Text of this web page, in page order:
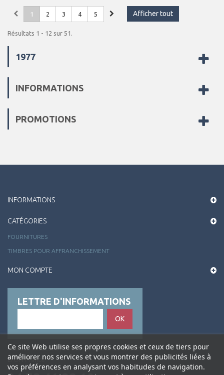
Afficher tout
1 2 3 4 5
Résultats 1 - 12 sur 51.
1977
INFORMATIONS
PROMOTIONS
INFORMATIONS
CATÉGORIES
FOURNITURES
TIMBRES POUR AFFRANCHISSEMENT
MON COMPTE
LETTRE D'INFORMATIONS
OK
Alliance Philatélie , 50 rue de la Charité 69002
LYON France
Ce site Web utilise ses propres cookies et ceux de tiers pour
améliorer nos services et vous montrer des publicités liées à
vos préférences en analysant vos habitudes de navigation.